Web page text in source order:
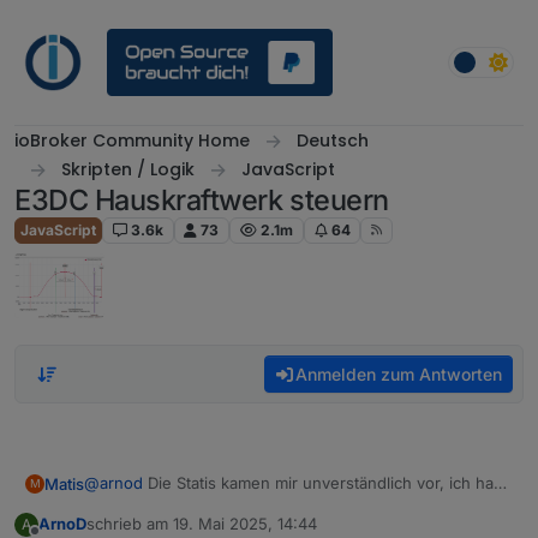
ioBroker Community Home
Deutsch
Skripten / Logik
JavaScript
E3DC Hauskraftwerk steuern
JavaScript 3.6k 73 2.1m 64
Anmelden zum Antworten
M Matis@arnod Die Statis kamen mir unverständlich vor, ich hab
So müßte das eher passen:
Statusübersicht: EMS.EMERGENCY_POWER
A ArnoDschrieb am 19. Mai 2025, 14:44